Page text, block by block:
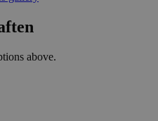
above.